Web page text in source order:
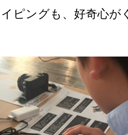
ピングも、好奇心が